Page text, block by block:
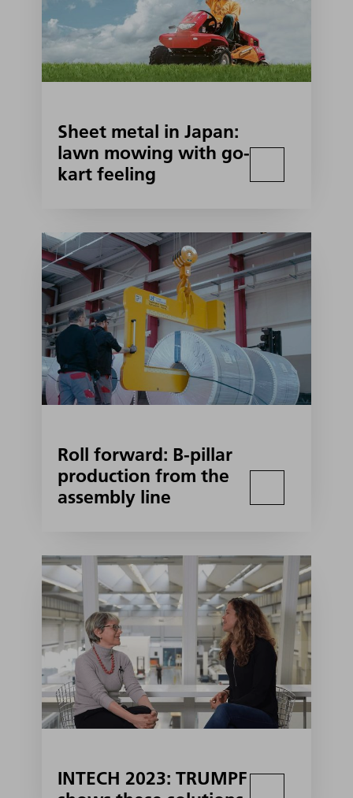
Sheet metal in Japan:
lawn mowing with go-
kart feeling
Roll forward: B-pillar
production from the
assembly line
INTECH 2023: TRUMPF